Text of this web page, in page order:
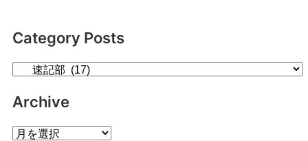
Category Posts
Category
Archive
Archive